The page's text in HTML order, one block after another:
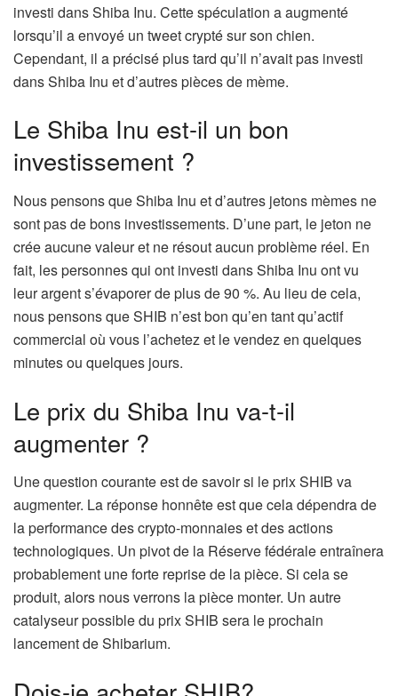
investi dans Shiba Inu. Cette spéculation a augmenté
lorsqu’il a envoyé un tweet crypté sur son chien.
Cependant, il a précisé plus tard qu’il n’avait pas investi
dans Shiba Inu et d’autres pièces de mème.
Le Shiba Inu est-il un bon
investissement ?
Nous pensons que Shiba Inu et d’autres jetons mèmes ne
sont pas de bons investissements. D’une part, le jeton ne
crée aucune valeur et ne résout aucun problème réel. En
fait, les personnes qui ont investi dans Shiba Inu ont vu
leur argent s’évaporer de plus de 90 %. Au lieu de cela,
nous pensons que SHIB n’est bon qu’en tant qu’actif
commercial où vous l’achetez et le vendez en quelques
minutes ou quelques jours.
Le prix du Shiba Inu va-t-il
augmenter ?
Une question courante est de savoir si le prix SHIB va
augmenter. La réponse honnête est que cela dépendra de
la performance des crypto-monnaies et des actions
technologiques. Un pivot de la Réserve fédérale entraînera
probablement une forte reprise de la pièce. Si cela se
produit, alors nous verrons la pièce monter. Un autre
catalyseur possible du prix SHIB sera le prochain
lancement de Shibarium.